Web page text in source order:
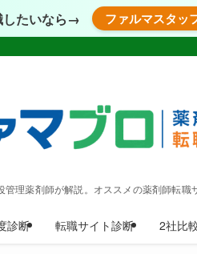
したいなら→ ファルマスタッ
理薬剤師が解説。オススメの薬剤師転職
診断 転職サイト診断 2社比